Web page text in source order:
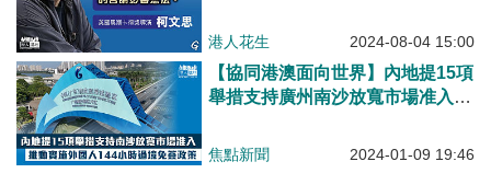
港人花生 2024-08-04 15:00
【協同港澳面向世界】內地提15項
舉措支持廣州南沙放寬市場准入
政策
焦點新聞 2024-01-09 19:46